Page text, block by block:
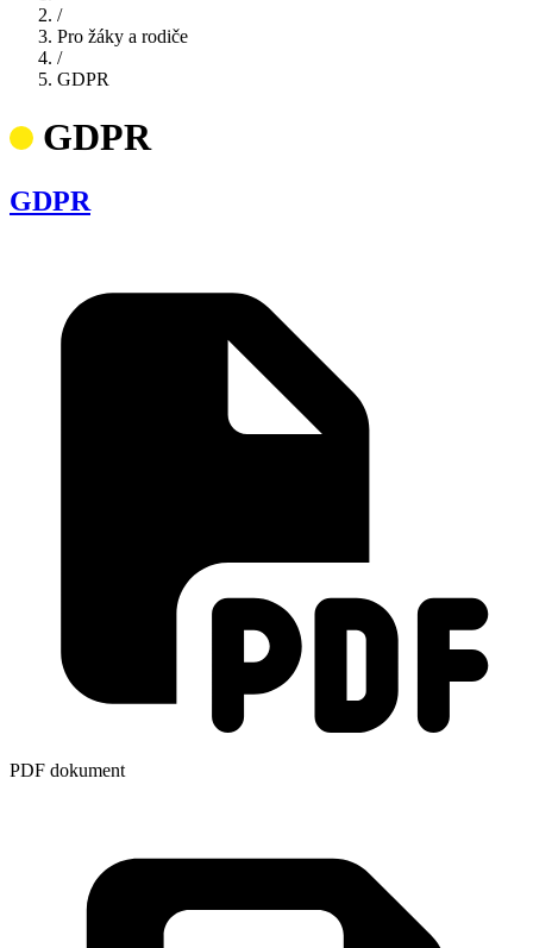
/
Pro žáky a rodiče
/
GDPR
GDPR
GDPR
PDF dokument